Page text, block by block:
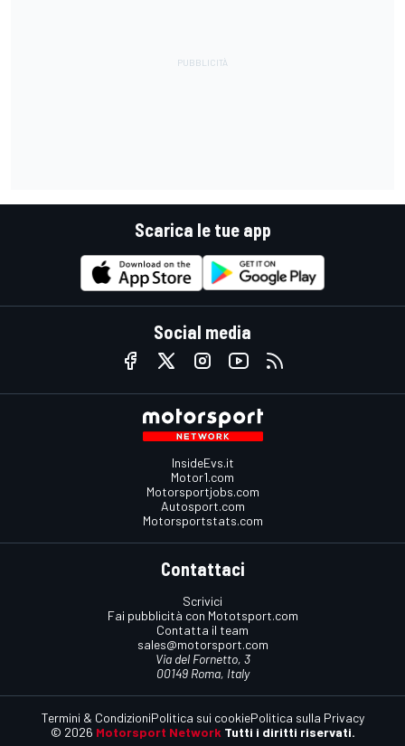
Scarica le tue app
Social media
InsideEvs.it
Motor1.com
Motorsportjobs.com
Autosport.com
Motorsportstats.com
Contattaci
Scrivici
Fai pubblicità con Mototsport.com
Contatta il team
sales@motorsport.com
Via del Fornetto, 3
00149 Roma, Italy
© 2026 Motorsport Network Tutti i diritti riservati.
Termini & CondizioniPolitica sui cookiePolitica sulla Privacy